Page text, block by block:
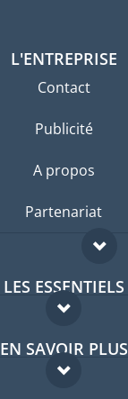
L'ENTREPRISE
Contact
Publicité
A propos
Partenariat
LES ESSENTIELS
Forum expatriés
Guides pays
EN SAVOIR PLUS
FAQ